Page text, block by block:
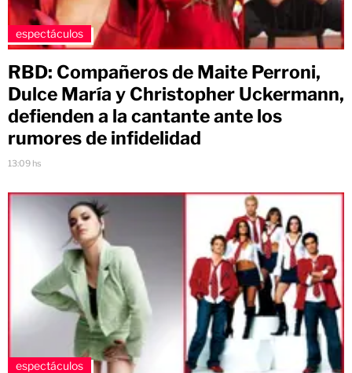
espectáculos
RBD: Compañeros de Maite Perroni,
Dulce María y Christopher Uckermann,
defienden a la cantante ante los
rumores de infidelidad
13:09 hs
espectáculos